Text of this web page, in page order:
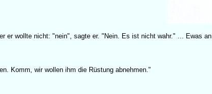
er wollte nicht: "nein", sagte er. "Nein. Es ist nicht wahr." ... Ewas
Komm, wir wollen ihm die Rüstung abnehmen."